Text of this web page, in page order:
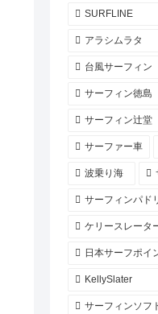
SURFLINE
アラシムラタ
台風サーフィン
サーフィン徳島
サーフィン辻堂
サーファー車
波乗り海
サーフィンパド
ケリースレータ
日本サーフポイ
KellySlater
サーフィンソフ